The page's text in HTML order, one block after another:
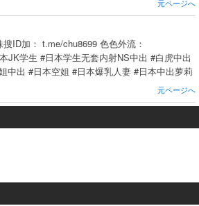
元ページへ
ID加： t.me/chu8699 色色外流：
JK学生 #日本学生无套内射NS中出 #白虎中出
中出 #日本空姐 #日本爆乳人妻 #日本中出萝莉
元ページへ